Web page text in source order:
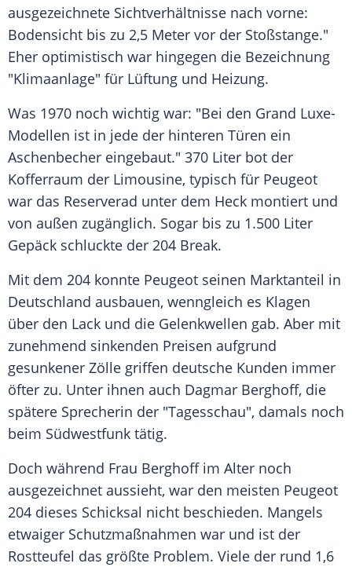
ausgezeichnete Sichtverhältnisse nach vorne:
Bodensicht bis zu 2,5 Meter vor der Stoßstange."
Eher optimistisch war hingegen die Bezeichnung
"Klimaanlage" für Lüftung und Heizung.
Was 1970 noch wichtig war: "Bei den Grand Luxe-
Modellen ist in jede der hinteren Türen ein
Aschenbecher eingebaut." 370 Liter bot der
Kofferraum der Limousine, typisch für Peugeot
war das Reserverad unter dem Heck montiert und
von außen zugänglich. Sogar bis zu 1.500 Liter
Gepäck schluckte der 204 Break.
Mit dem 204 konnte Peugeot seinen Marktanteil in
Deutschland ausbauen, wenngleich es Klagen
über den Lack und die Gelenkwellen gab. Aber mit
zunehmend sinkenden Preisen aufgrund
gesunkener Zölle griffen deutsche Kunden immer
öfter zu. Unter ihnen auch Dagmar Berghoff, die
spätere Sprecherin der "Tagesschau", damals noch
beim Südwestfunk tätig.
Doch während Frau Berghoff im Alter noch
ausgezeichnet aussieht, war den meisten Peugeot
204 dieses Schicksal nicht beschieden. Mangels
etwaiger Schutzmaßnahmen war und ist der
Rostteufel das größte Problem. Viele der rund 1,6